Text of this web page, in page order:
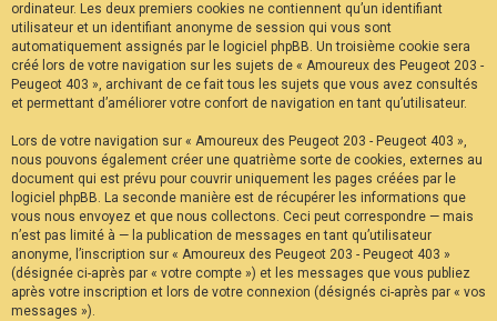
ordinateur. Les deux premiers cookies ne contiennent qu’un identifiant
utilisateur et un identifiant anonyme de session qui vous sont
automatiquement assignés par le logiciel phpBB. Un troisième cookie sera
créé lors de votre navigation sur les sujets de « Amoureux des Peugeot 203 -
Peugeot 403 », archivant de ce fait tous les sujets que vous avez consultés
et permettant d’améliorer votre confort de navigation en tant qu’utilisateur.
Lors de votre navigation sur « Amoureux des Peugeot 203 - Peugeot 403 »,
nous pouvons également créer une quatrième sorte de cookies, externes au
document qui est prévu pour couvrir uniquement les pages créées par le
logiciel phpBB. La seconde manière est de récupérer les informations que
vous nous envoyez et que nous collectons. Ceci peut correspondre — mais
n’est pas limité à — la publication de messages en tant qu’utilisateur
anonyme, l’inscription sur « Amoureux des Peugeot 203 - Peugeot 403 »
(désignée ci-après par « votre compte ») et les messages que vous publiez
après votre inscription et lors de votre connexion (désignés ci-après par « vos
messages »).